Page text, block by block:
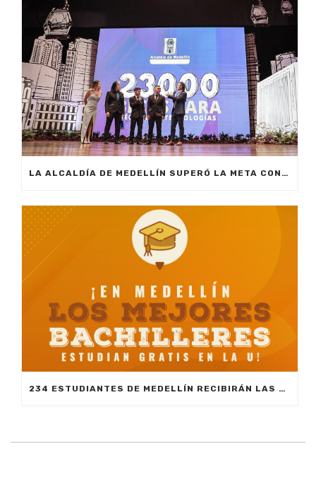
LA ALCALDÍA DE MEDELLÍN SUPERÓ LA META CON LA ENTREGA DE 23.000 BECAS EDUCATIVAS
234 ESTUDIANTES DE MEDELLÍN RECIBIRÁN LAS BECAS MEJORES BACHILLERES